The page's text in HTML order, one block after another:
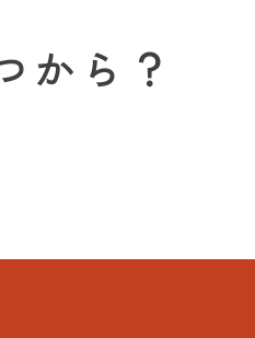
から？